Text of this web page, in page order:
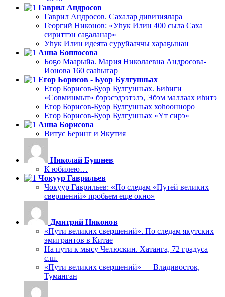
Гаврил Андросов
Гаврил Андросов. Сахалар дивизиялара
Георгий Никонов: «Уһук Илин 400 сыла Саха
сириттэн саҕаланар»
Уһук Илин идеята суруйааччы хараҕынан
Анна Боппосова
Бөҕө Маарыйа. Мария Николаевна Андросова-
Ионова 160 сааһыгар
Егор Борисов - Буор Булгунньах
Егор Борисов-Буор Булгунньах. Биһиги
«Совминмыт» бэрэсэдээтэлэ, Эбэм маллаах иһитэ
Егор Борисов-Буор Булгунньах хоһоонноро
Егор Борисов-Буор Булгунньах «Үт сирэ»
Анна Борисова
Витус Беринг и Якутия
Николай Бушнев
К юбилею…
Чокуур Гаврильев
Чокуур Гаврильев: «По следам «Путей великих
свершений» пробьем еще окно»
Дмитрий Никонов
«Пути великих свершений». По следам якутских
эмигрантов в Китае
На пути к мысу Челюскин. Хатанга, 72 градуса
с.ш.
«Пути великих свершений» — Владивосток,
Туманган